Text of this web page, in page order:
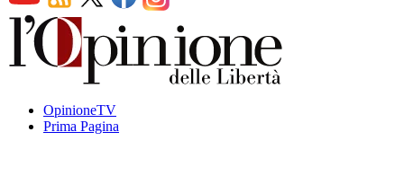
OpinioneTV
Prima Pagina